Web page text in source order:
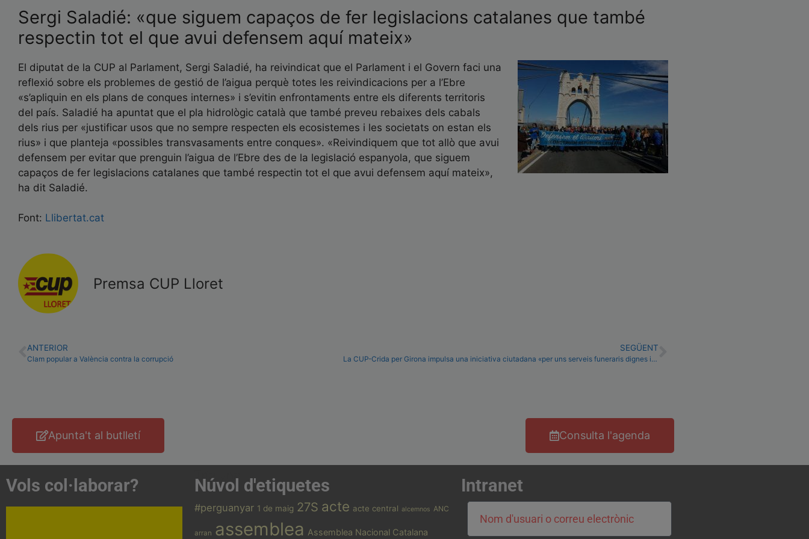
Sergi Saladié: «que siguem capaços de fer legislacions catalanes que també
respectin tot el que avui defensem aquí mateix»
El diputat de la CUP al Parlament, Sergi Saladié, ha reivindicat que el Parlament i el Govern faci una
reflexió sobre els problemes de gestió de l’aigua perquè totes les reivindicacions per a l’Ebre
«s’apliquin en els plans de conques internes» i s’evitin enfrontaments entre els diferents territoris
del país. Saladié ha apuntat que el pla hidrològic català que també preveu rebaixes dels cabals
dels rius per «justificar usos que no sempre respecten els ecosistemes i les societats on estan els
rius» i que planteja «possibles transvasaments entre conques». «Reivindiquem que tot allò que avui
defensem per evitar que prenguin l’aigua de l’Ebre des de la legislació espanyola, que siguem
capaços de fer legislacions catalanes que també respectin tot el que avui defensem aquí mateix»,
ha dit Saladié.
Font: Llibertat.cat
Premsa CUP Lloret
ANTERIOR
Clam popular a València contra la corrupció
SEGÜENT
La CUP-Crida per Girona impulsa una iniciativa ciutadana «per uns serveis funeraris dignes i amb preus justos»
Apunta't al butlletí Consulta l'agenda
Vols col·laborar? Núvol d'etiquetes
Tria una
#perguanyar 1 de maig 27S acte acte central alcemnos ANC
arran assemblea Assemblea Nacional Catalana
Intranet